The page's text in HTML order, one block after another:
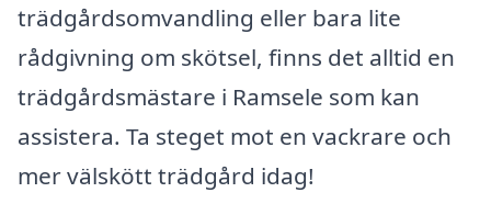
trädgårdsomvandling eller bara lite
rådgivning om skötsel, finns det alltid en
trädgårdsmästare i Ramsele som kan
assistera. Ta steget mot en vackrare och
mer välskött trädgård idag!